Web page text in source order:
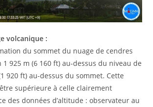
volcanique :
du sommet du nuage de cendres
925 m (6 160 ft) au-dessus du niveau de
920 ft) au-dessus du sommet. Cette
supérieure à celle clairement
des données d’altitude : observateur au